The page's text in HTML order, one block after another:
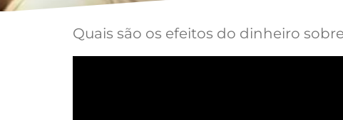
Quais são os efeitos do dinheiro